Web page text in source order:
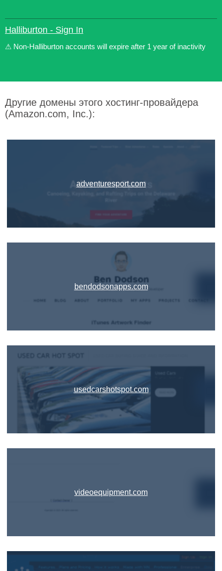
Halliburton - Sign In
⚠ Non-Halliburton accounts will expire after 1 year of inactivity
Другие домены этого хостинг-провайдера
(Amazon.com, Inc.):
adventuresport.com
bendodsonapps.com
usedcarshotspot.com
videoequipment.com